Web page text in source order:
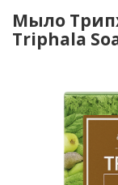
Мыло
Triphala